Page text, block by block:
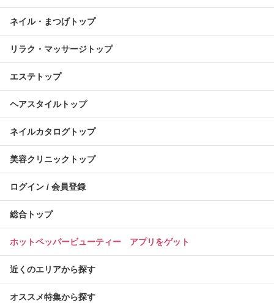
ネイル・まつげトップ
リラク・マッサージトップ
エステトップ
ヘアスタイルトップ
ネイルカタログトップ
美容クリニックトップ
ログイン / 会員登録
総合トップ
ホットペッパービューティー アプリをゲット
近くのエリアから探す
オススメ特集から探す